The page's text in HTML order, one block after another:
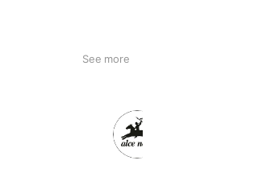
See more